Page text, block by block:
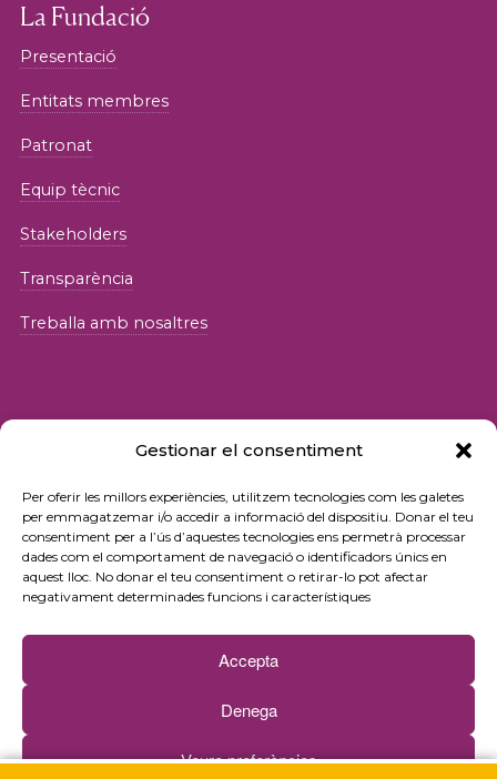
Gestionar el consentiment
Per oferir les millors experiències, utilitzem tecnologies com les galetes
per emmagatzemar i/o accedir a informació del dispositiu. Donar el teu
consentiment per a l’ús d’aquestes tecnologies ens permetrà processar
dades com el comportament de navegació o identificadors únics en
aquest lloc. No donar el teu consentiment o retirar-lo pot afectar
negativament determinades funcions i característiques
Accepta
Denega
Veure preferències
La Fundació
Presentació
Entitats membres
Patronat
Equip tècnic
Stakeholders
Transparència
Treballa amb nosaltres
© 2026 Fundació iSocial
Política de privacitat
Condicions d’ús
Política de cookies
Contacte